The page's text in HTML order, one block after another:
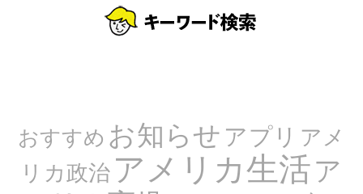
おすすめ お知らせアプリ アメ
リカ政治アメリカ生活ア